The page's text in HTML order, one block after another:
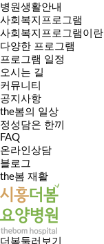
병원생활안내
사회복지프로그램
사회복지프로그램이란
다양한 프로그램
프로그램 일정
오시는 길
커뮤니티
공지사항
the봄의 일상
정성담은 한끼
FAQ
온라인상담
블로그
the봄 재활
더봄둘러보기